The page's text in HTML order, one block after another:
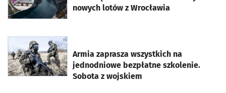
nowych lotów z Wrocławia
Armia zaprasza wszystkich na
jednodniowe bezpłatne szkolenie.
Sobota z wojskiem
otworzy się w nowej karcie